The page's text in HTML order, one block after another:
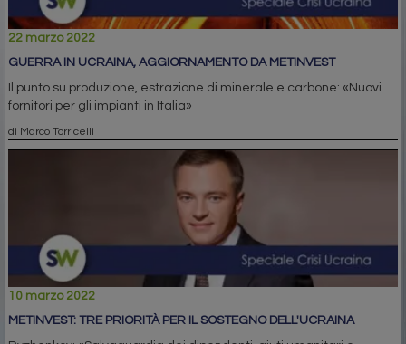
22 marzo 2022
GUERRA IN UCRAINA, AGGIORNAMENTO DA METINVEST
Il punto su produzione, estrazione di minerale e carbone: «Nuovi
fornitori per gli impianti in Italia»
di Marco Torricelli
10 marzo 2022
METINVEST: TRE PRIORITÀ PER IL SOSTEGNO DELL'UCRAINA